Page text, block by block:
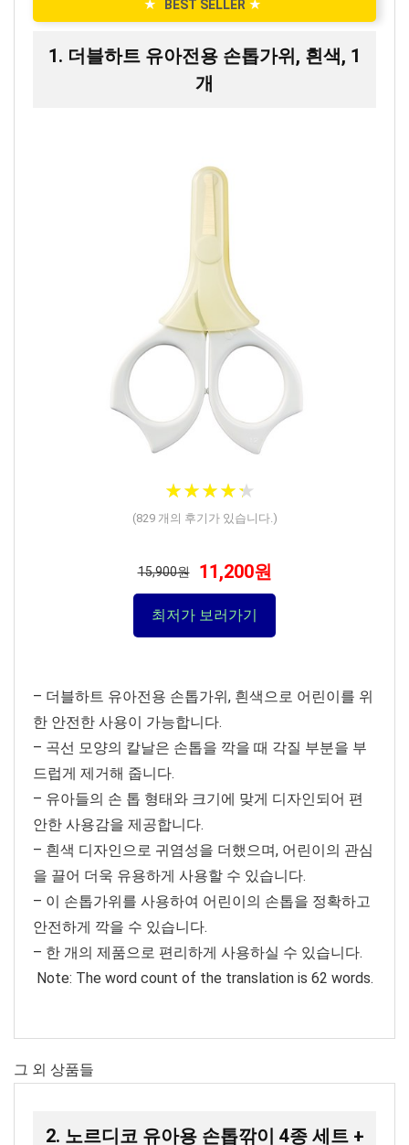
★ BEST SELLER ★
1. 더블하트 유아전용 손톱가위, 흰색, 1
개
★★★★★
★★★★★
(829개의 후기가 있습니다.)
15,900원 11,200원
최저가 보러가기
– 더블하트 유아전용 손톱가위, 흰색으로 어린이를 위
한 안전한 사용이 가능합니다.
– 곡선 모양의 칼날은 손톱을 깍을 때 각질 부분을 부
드럽게 제거해 줍니다.
– 유아들의 손 톱 형태와 크기에 맞게 디자인되어 편
안한 사용감을 제공합니다.
– 흰색 디자인으로 귀염성을 더했으며, 어린이의 관심
을 끌어 더욱 유용하게 사용할 수 있습니다.
– 이 손톱가위를 사용하여 어린이의 손톱을 정확하고
안전하게 깍을 수 있습니다.
– 한 개의 제품으로 편리하게 사용하실 수 있습니다.
Note: The word count of the translation is 62 words.
그 외 상품들
2. 노르디코 유아용 손톱깎이 4종 세트 +